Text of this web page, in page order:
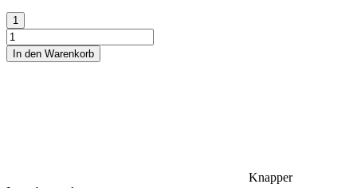
In den Warenkorb
Knapper